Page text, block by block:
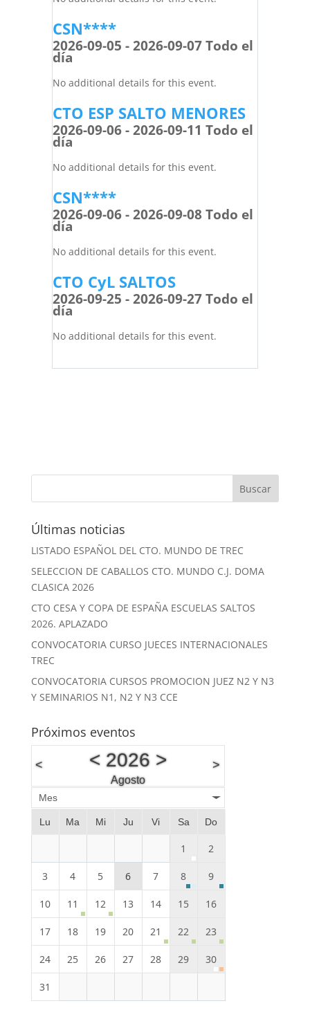
CSN****
2026-09-05 - 2026-09-07 Todo el
día
No additional details for this event.
CTO ESP SALTO MENORES
2026-09-06 - 2026-09-11 Todo el
día
No additional details for this event.
CSN****
2026-09-06 - 2026-09-08 Todo el
día
No additional details for this event.
CTO CyL SALTOS
2026-09-25 - 2026-09-27 Todo el
día
No additional details for this event.
Últimas noticias
LISTADO ESPAÑOL DEL CTO. MUNDO DE TREC
SELECCION DE CABALLOS CTO. MUNDO C.J. DOMA
CLASICA 2026
CTO CESA Y COPA DE ESPAÑA ESCUELAS SALTOS
2026. APLAZADO
CONVOCATORIA CURSO JUECES INTERNACIONALES
TREC
CONVOCATORIA CURSOS PROMOCION JUEZ N2 Y N3
Y SEMINARIOS N1, N2 Y N3 CCE
Próximos eventos
< < 2026>
Agosto
>
Mes
Lu Ma Mi Ju Vi Sa Do
1 2
3 4 5 6 7 8 9
10 11 12 13 14 15 16
17 18 19 20 21 22 23
24 25 26 27 28 29 30
31